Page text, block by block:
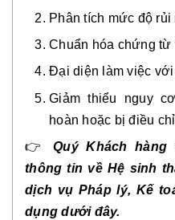
Phân tích mức độ
Chuẩn hóa chứng từ
Đại diện làm việc
Giảm thiểu nguy
hoàn hoặc bị điều
👉Quý Khách
thông tin về Hệ sinh
dịch vụ Pháp lý, Kế
dụng dưới đây.